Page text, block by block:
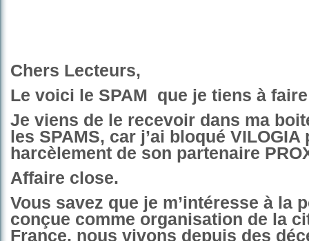
Chers Lecteurs,
Le voici le SPAM que je tiens à
Je viens de le recevoir dans ma
les SPAMS, car j’ai bloqué VILOGIA
harcèlement de son partenaire
Affaire close.
Vous savez que je m’intéresse à la
conçue comme organisation de la
France, nous vivons depuis des